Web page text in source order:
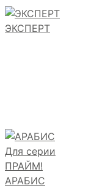
ЭКСПЕРТ
АРАБИС